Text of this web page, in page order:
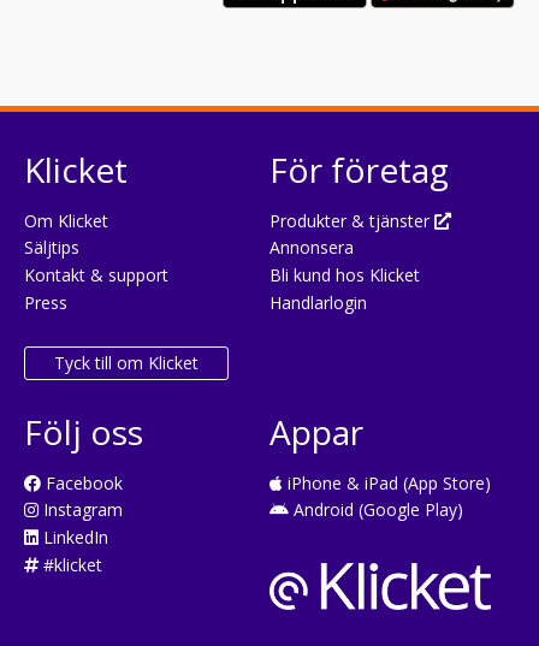
Klicket
Om Klicket
Säljtips
Kontakt & support
Press
Tyck till om Klicket
För företag
Produkter & tjänster
Annonsera
Bli kund hos Klicket
Handlarlogin
Följ oss
Facebook
Instagram
LinkedIn
#klicket
Appar
iPhone & iPad (App Store)
Android (Google Play)